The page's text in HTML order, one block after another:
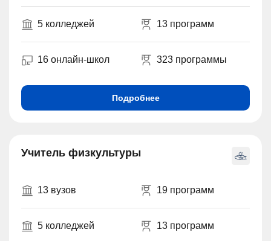
5 колледжей 13 программ
16 онлайн-школ 323 программы
Подробнее
Учитель физкультуры
13 вузов 19 программ
5 колледжей 13 программ